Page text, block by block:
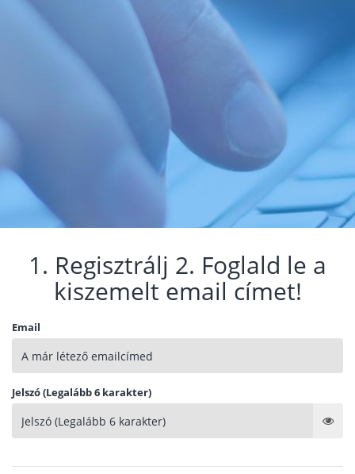
1. Regisztrálj 2. Foglald le a
kiszemelt email címet!
Email
Jelszó (Legalább 6 karakter)